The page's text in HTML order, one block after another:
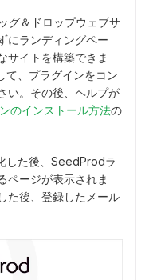
グ＆ドロップウェブサ
にランディングペー
サイトを構築できま
て、プラグインをコン
い。その後、ヘルプが
のインストール方法の
した後、SeedProdラ
ページが表示されま
た後、登録したメール